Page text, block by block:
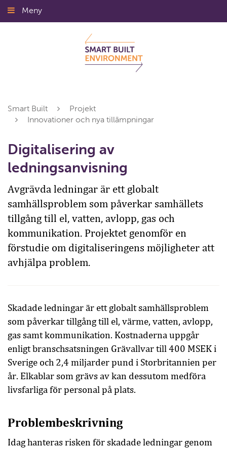
Gå
till
Meny
Smart Built
Projekt
Innovationer och nya tillämpningar
Digitalisering av
ledningsanvisning
Avgrävda ledningar är ett globalt
samhällsproblem som påverkar samhällets
tillgång till el, vatten, avlopp, gas och
kommunikation. Projektet genomför en
förstudie om digitaliseringens möjligheter att
avhjälpa problem.
Skadade ledningar är ett globalt samhällsproblem
som påverkar tillgång till el, värme, vatten, avlopp,
gas samt kommunikation. Kostnaderna uppgår
enligt branschsatsningen Grävallvar till 400 MSEK i
Sverige och 2,4 miljarder pund i Storbritannien per
år. Elkablar som grävs av kan dessutom medföra
livsfarliga för personal på plats.
Problembeskrivning
Idag hanteras risken för skadade ledningar genom